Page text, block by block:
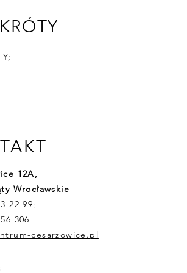
12A,
Wrocławskie
22 99;
306
cesarzowice.pl